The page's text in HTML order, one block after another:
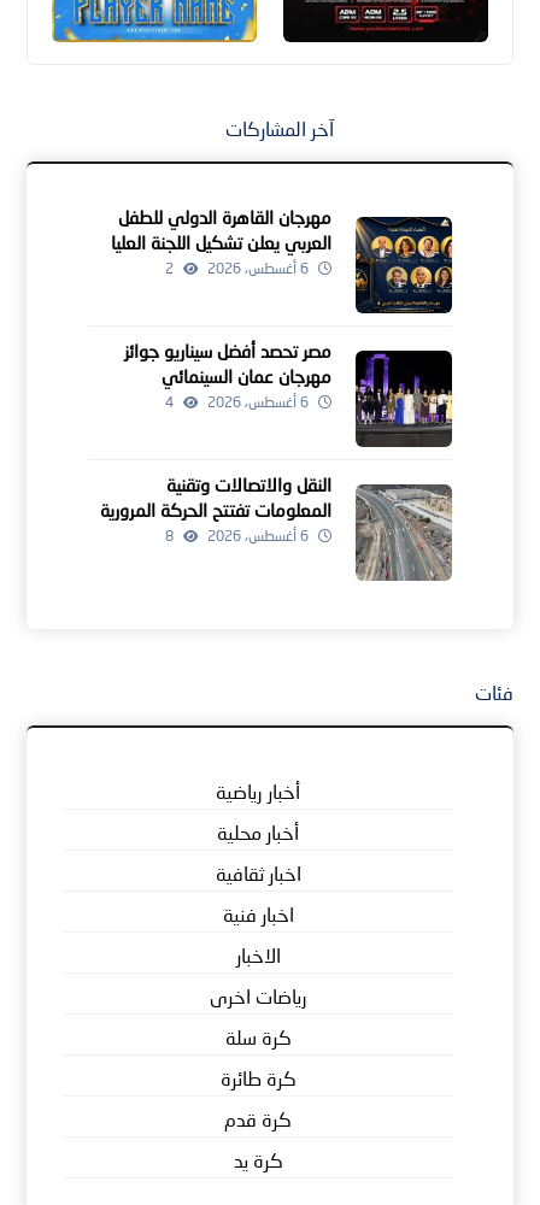
آخر المشاركات
مهرجان القاهرة الدولي للطفل
العربي يعلن تشكيل اللجنة العليا
للدورة الرابعة
6 أغسطس، 2026 2
مصر تحصد أفضل سيناريو جوائز
مهرجان عمان السينمائي
6 أغسطس، 2026 4
النقل والاتصالات وتقنية
المعلومات تفتتح الحركة المرورية
لمشروعين للطرق بالداخلية
6 أغسطس، 2026 8
فئات
أخبار رياضية
أخبار محلية
اخبار ثقافية
اخبار فنية
الاخبار
رياضات اخرى
كرة سلة
كرة طائرة
كرة قدم
كرة يد